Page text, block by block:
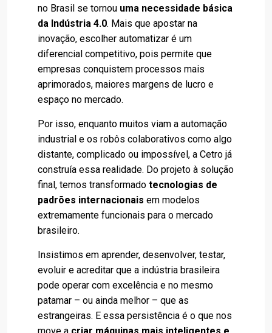
no Brasil se tornou uma necessidade básica
da Indústria 4.0. Mais que apostar na
inovação, escolher automatizar é um
diferencial competitivo, pois permite que
empresas conquistem processos mais
aprimorados, maiores margens de lucro e
espaço no mercado.
Por isso, enquanto muitos viam a automação
industrial e os robôs colaborativos como algo
distante, complicado ou impossível, a Cetro já
construía essa realidade. Do projeto à solução
final, temos transformado tecnologias de
padrões internacionais em modelos
extremamente funcionais para o mercado
brasileiro.
Insistimos em aprender, desenvolver, testar,
evoluir e acreditar que a indústria brasileira
pode operar com excelência e no mesmo
patamar – ou ainda melhor – que as
estrangeiras. E essa persistência é o que nos